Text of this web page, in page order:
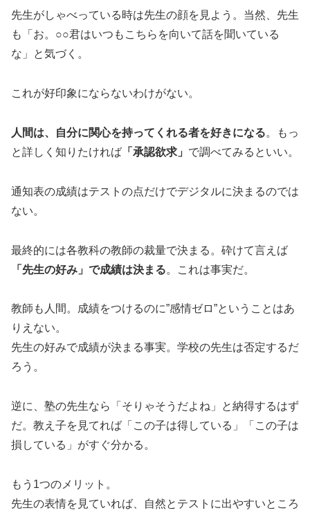
先生がしゃべっている時は先生の顔を見よう。当然、先生
も「お。○○君はいつもこちらを向いて話を聞いている
な」と気づく。
これが好印象にならないわけがない。
人間は、自分に関心を持ってくれる者を好きになる。もっ
と詳しく知りたければ 「承認欲求」 で調べてみるといい。
通知表の成績はテストの点だけでデジタルに決まるのでは
ない。
最終的には各教科の教師の裁量で決まる。砕けて言えば
「先生の好み」で成績は決まる。これは事実だ。
教師も人間。成績をつけるのに”感情ゼロ”ということはあ
りえない。
先生の好みで成績が決まる事実。学校の先生は否定するだ
ろう。
逆に、塾の先生なら「そりゃそうだよね」と納得するはず
だ。教え子を見てれば「この子は得している」「この子は
損している」がすぐ分かる。
もう1つのメリット。
先生の表情を見ていれば、自然とテストに出やすいところ